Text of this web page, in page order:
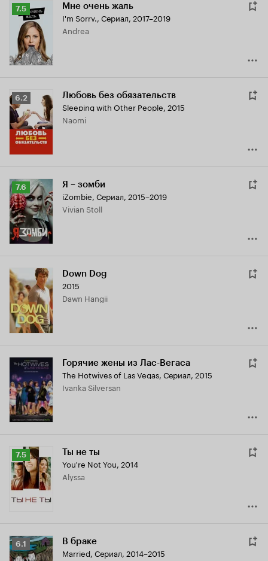
Рейтинг
Кинопоиска
7.5
7.5 Мне очень жаль
I'm Sorry., Сериал, 2017–2019
Andrea
Рейтинг
Кинопоиска
6.2
6.2 Любовь без обязательств
Sleeping with Other People, 2015
Naomi
Рейтинг
Кинопоиска
7.6
7.6 Я – зомби
iZombie, Сериал, 2015–2019
Vivian Stoll
Down Dog
2015
Dawn Hangii
Горячие жены из Лас-Вегаса
The Hotwives of Las Vegas, Сериал, 2015
Ivanka Silversan
Рейтинг
Кинопоиска
7.5
7.5 Ты не ты
You're Not You, 2014
Alyssa
Рейтинг
Кинопоиска
6.1 В браке
Married, Сериал, 2014–2015